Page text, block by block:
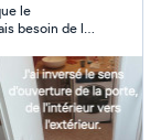
le